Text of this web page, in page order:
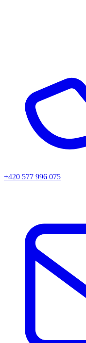
+420 577 996 075